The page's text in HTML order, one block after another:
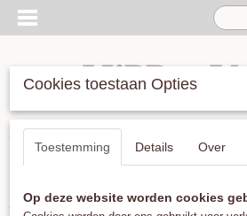
Inloggen Registreren
Home >Armbanden>Guanabana
Cookies toestaan Opties
Toestemming Details Over
Op deze website worden cookies